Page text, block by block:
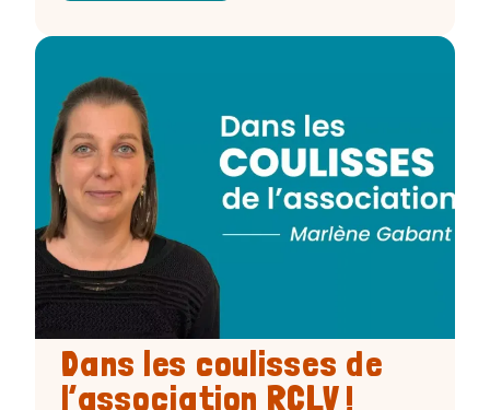
Article
:
Dans les coulisses de
l’association RCLV !